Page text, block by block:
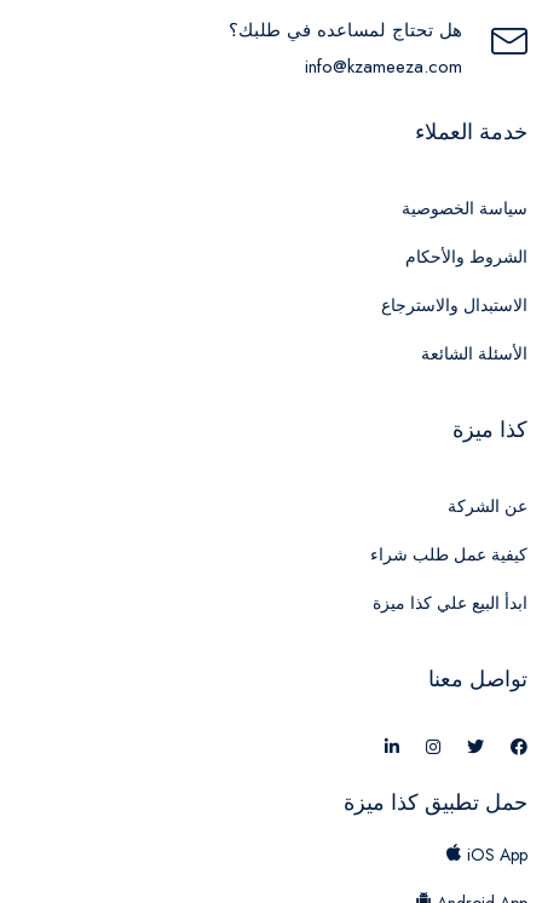
هل تحتاج لمساعده في طلبك؟
info@kzameeza.com
خدمة العملاء
سياسة الخصوصية
الشروط والأحكام
الاستبدال والاسترجاع
الأسئلة الشائعة
كذا ميزة
عن الشركة
كيفية عمل طلب شراء
ابدأ البيع علي كذا ميزة
تواصل معنا
حمل تطبيق كذا ميزة
iOS App